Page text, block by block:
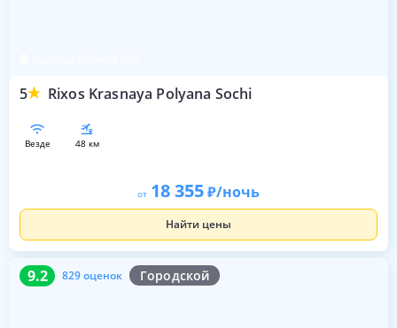
5 Rixos Krasnaya Polyana Sochi
везде 48 км
от 18 355 /ночь
Найти цены
9.2 829 оценок Городской
9.2 829 оценок